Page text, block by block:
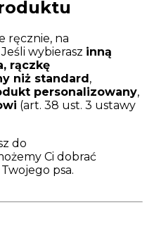
ręcznie, na
wybierasz inną
rączkę
niż standard,
personalizowany,
(art. 38 ust. 3 ustawy
do
Ci dobrać
psa.